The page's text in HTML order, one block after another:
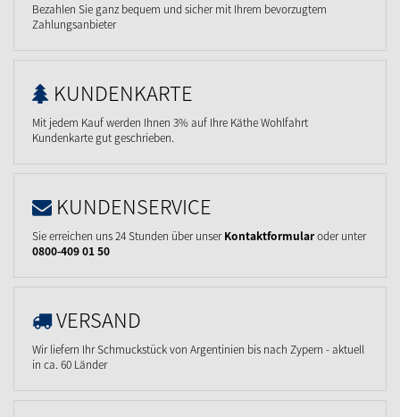
Bezahlen Sie ganz bequem und sicher mit Ihrem bevorzugtem
Zahlungsanbieter
KUNDENKARTE
Mit jedem Kauf werden Ihnen 3% auf Ihre Käthe Wohlfahrt
Kundenkarte gut geschrieben.
KUNDENSERVICE
Sie erreichen uns 24 Stunden über unserKontaktformularoder unter
0800-409 01 50
VERSAND
Wir liefern Ihr Schmuckstück von Argentinien bis nach Zypern - aktuell
in ca. 60 Länder